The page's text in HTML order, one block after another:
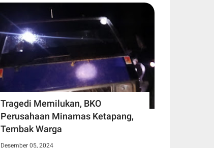
Tragedi Memilukan, BKO
Perusahaan Minamas Ketapang,
Tembak Warga
Desember 05, 2024